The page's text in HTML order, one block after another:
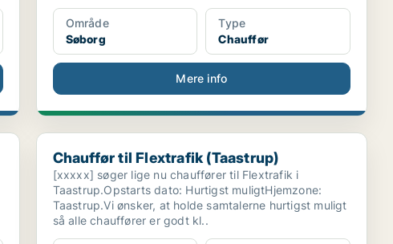
Område
Søborg
Type
Chauffør
Mere info
Chauffør til Flextrafik (Taastrup)
Chauffør til Flextrafik (Taastrup)
[xxxxx] søger lige nu chauffører til Flextrafik i
Taastrup.Opstarts dato: Hurtigst muligtHjemzone:
Taastrup.Vi ønsker, at holde samtalerne hurtigst muligt
så alle chauffører er godt kl..